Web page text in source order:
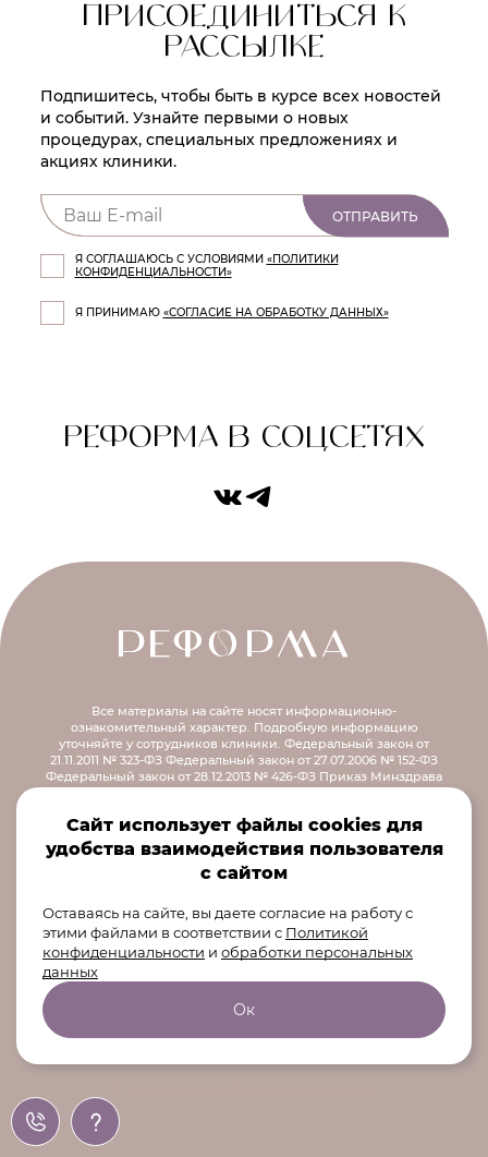
Сайт использует файлы cookies для
удобства взаимодействия пользователя
с сайтом
Оставаясь на сайте, вы даете согласие на работу с
этими файлами в соответствии с Политикой
конфиденциальности и обработки персональных
данных
Ок
ПРИСОЕДИНИТЬСЯ К
РАССЫЛКЕ
Подпишитесь, чтобы быть в курсе всех новостей
и событий. Узнайте первыми о новых
процедурах, специальных предложениях и
акциях клиники.
ОТПРАВИТЬ
Я СОГЛАШАЮСЬ С УСЛОВИЯМИ «ПОЛИТИКИ
КОНФИДЕНЦИАЛЬНОСТИ»
Я ПРИНИМАЮ «СОГЛАСИЕ НА ОБРАБОТКУ ДАННЫХ»
РЕФОРМА В СОЦСЕТЯХ
Все материалы на сайте носят информационно-
ознакомительный характер. Подробную информацию
уточняйте у сотрудников клиники. Федеральный закон от
21.11.2011 № 323-ФЗ Федеральный закон от 27.07.2006 № 152-ФЗ
Федеральный закон от 28.12.2013 № 426-ФЗ Приказ Минздрава
© 2026 ООО «Реформа
Екатеринбург» 620000,
Свердловская область, г
Жукова, д. 13, пом. 8-10